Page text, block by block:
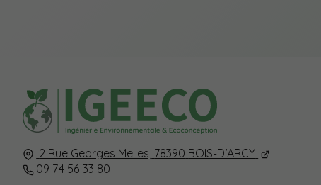
2 Rue Georges Melies, 78390 BOIS-D’ARCY
09 74 56 33 80